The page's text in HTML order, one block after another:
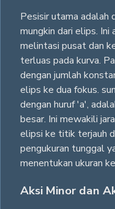
Pesisir utama adalah
mungkin dari elips. Ini
melintasi pusat dan
terluas pada kurva.
dengan jumlah
elips ke dua fokus.
dengan huruf 'a',
besar. Ini mewakili
elipsi ke titik terjauh
pengukuran tunggal
menentukan ukuran
Aksi Minor dan